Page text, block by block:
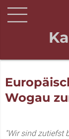
Wogau
"Wir sind zutiefst